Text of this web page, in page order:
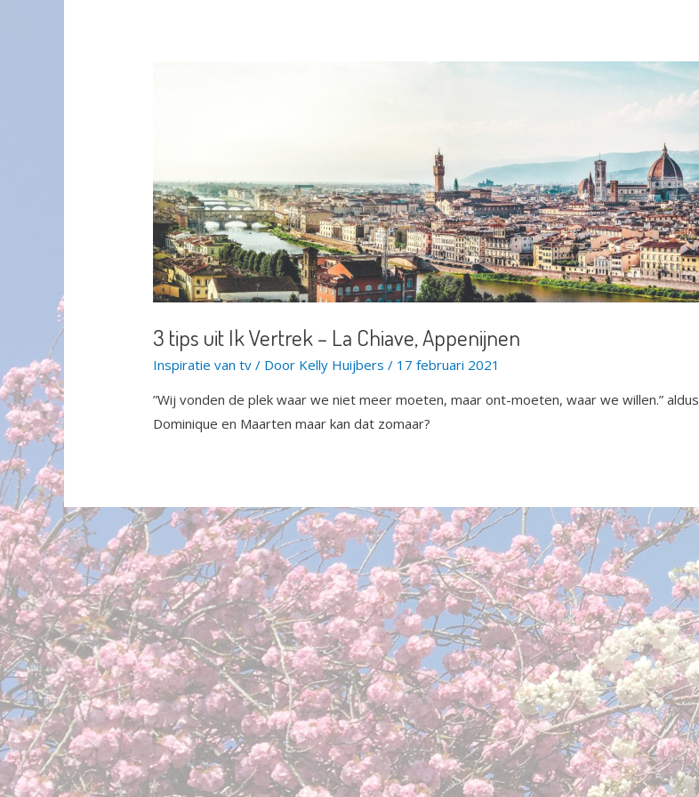
3 tips uit Ik Vertrek – La Chiave, Appenijnen
Inspiratie van tv / Door Kelly Huijbers / 17 februari 2021
”Wij vonden de plek waar we niet meer moeten, maar ont-moeten, waar we willen.” aldus
Dominique en Maarten maar kan dat zomaar?